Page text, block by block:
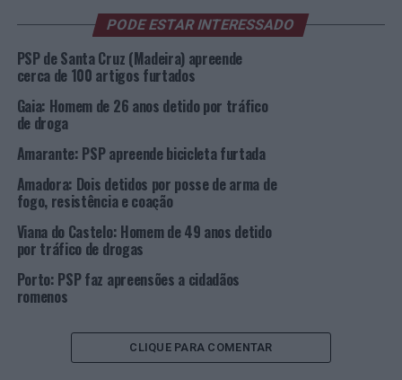
Sintra investe mais de 4 milhões de euros em escolas de
Queluz e Belas
NÃO PERCA
Luís Represas no encontro de antigos alunos da
Universidade do Minho
PODE ESTAR INTERESSADO
PSP de Santa Cruz (Madeira) apreende
cerca de 100 artigos furtados
Gaia: Homem de 26 anos detido por tráfico
de droga
Amarante: PSP apreende bicicleta furtada
Amadora: Dois detidos por posse de arma de
fogo, resistência e coação
Viana do Castelo: Homem de 49 anos detido
por tráfico de drogas
Porto: PSP faz apreensões a cidadãos
romenos
CLIQUE PARA COMENTAR